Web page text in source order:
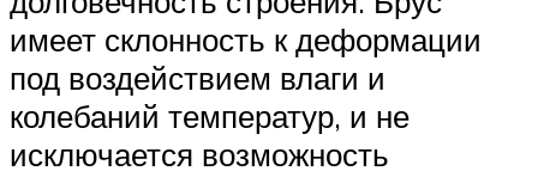
имеет склонность к деформации
под воздействием влаги и
колебаний температур, и не
исключается возможность